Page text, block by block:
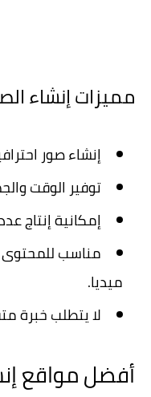
مميزات إنشاء
إنشاء صور
توفير الوقت
إمكانية إنتاج
مناسب
ميديا.
لا يتطلب خبرة
أفضل مواقع